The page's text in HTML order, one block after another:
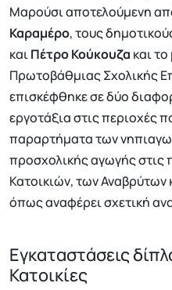
Μαρούσι αποτελούμενη
Καραμέρο, τους
καιΠέτρο Κούκουζα και
Πρωτοβάθμιας Σχολικής
επισκέφθηκε σε δύο
εργοτάξια στις περιοχές
παραρτήματα των
προσχολικής αγωγής στις
Κατοικιών, των
όπως αναφέρει σχετική
Εγκαταστάσεις
Κατοικίες